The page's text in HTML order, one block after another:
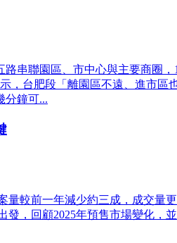
串聯園區、市中心與主要商圈
台肥段「離園區不遠、進市
分鐘可...
較前一年減少約三成，成交量
，回顧2025年預售市場變化，